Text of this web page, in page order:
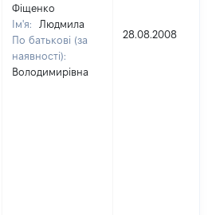
Фіщенко
Ім'я:
Людмила
По батькові (за
наявності):
Володимирівна
28.08.2008